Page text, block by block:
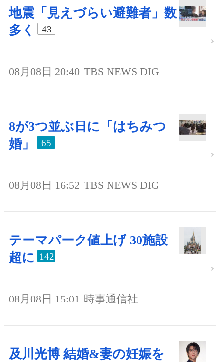
地震「見えづらい避難者」数
多く
43
08月08日 20:40 TBS NEWS DIG
8が3つ並ぶ日に「はちみつ
婚」
65
08月08日 16:52 TBS NEWS DIG
テーマパーク値上げ 30施設
超に 142
08月08日 15:01 時事通信社
及川光博 結婚&妻の妊娠を